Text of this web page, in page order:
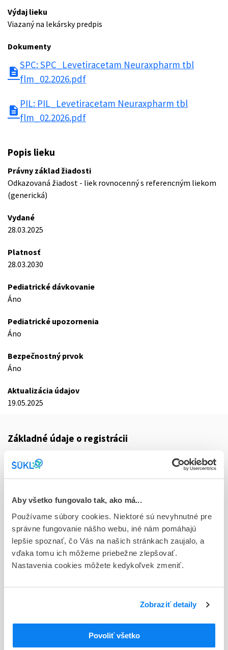
Aby všetko fungovalo tak, ako má...
Používame súbory cookies. Niektoré sú nevyhnutné pre
správne fungovanie nášho webu, iné nám pomáhajú
lepšie spoznať, čo Vás na našich stránkach zaujalo, a
vďaka tomu ich môžeme priebežne zlepšovať.
Nastavenia cookies môžete kedykoľvek zmeniť.
Zobraziť detaily
Povoliť všetko
Výdaj lieku
Viazaný na lekársky predpis
Dokumenty
description
SPC: SPC_Levetiracetam Neuraxpharm tbl
flm_02.2026.pdf
description
PIL: PIL_Levetiracetam Neuraxpharm tbl
flm_02.2026.pdf
Popis lieku
Právny základ žiadosti
Odkazovaná žiadost - liek rovnocenný s referencným liekom
(generická)
Vydané
28.03.2025
Platnosť
28.03.2030
Pediatrické dávkovanie
Áno
Pediatrické upozornenia
Áno
Bezpečnostný prvok
Áno
Aktualizácia údajov
19.05.2025
Základné údaje o registrácii
9352E
21/0083/25-S
Doplnok
tbl flm 50x250 mg (blis. Al/PVC)
Stav